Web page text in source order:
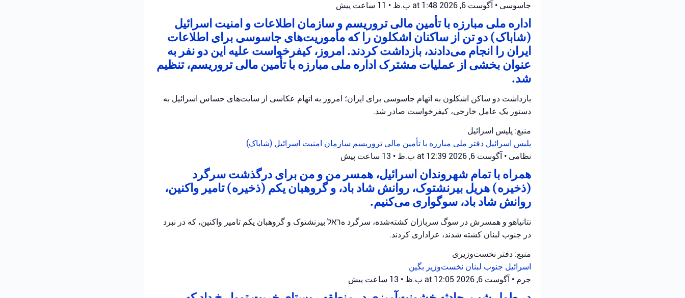
جاسوسی • آگوست 6, 2026 at 1:48 ب.ظ • 11 ساعت پیش
اداره ملی مبارزه با تأمین مالی تروریسم و سازمان اطلاعات و امنیت اسرائیل
(شاباک) دو تن از ساکنان اشکلون را که مأموریت‌های جاسوسی برای اطلاعات
ایران را انجام می‌دادند، بازداشت کردند. امروز، کیفرخواست علیه این دو نفر به
عنوان بخشی از عملیات مشترک اداره ملی مبارزه با تأمین مالی تروریسم، تنظیم
شد.
بازداشت دو ساکن اشکلون به اتهام جاسوسی برای ایران؛ امروز به اتهام عکاسی از سایت‌های حساس اسرائیل به
دستور یک عامل خارجی، کیفرخواست صادر شد.
منبع: پلیس اسرائیل
پلیس اسرائیل دفتر ملی مبارزه با تأمین مالی تروریسم سازمان امنیت اسرائیل (شاباک)
نظامی • آگوست 6, 2026 at 12:39 ب.ظ • 13 ساعت پیش
همراه با تمام شهروندان اسرائیل، همسر من و من برای درگذشت سرگرد
(ذخیره) هریل بیرنشتوک، روانش شاد باد، و گروهبان یکم (ذخیره) تامیر واکنین،
روانش شاد باد، سوگواری می‌کنیم.
نتانیاهو و همسرش در سوگ سربازان کشته‌شده، سرگرد هראל بیرنشتوک و گروهبان یکم تامیر واکنین، که در نبرد
در جنوب لبنان کشته شدند، عزاداری کردند.
منبع: دفتر نخست‌وزیری
اسرائیل جنوب لبنان نخست‌وزیر بگین
جرم • آگوست 6, 2026 at 12:05 ب.ظ • 13 ساعت پیش